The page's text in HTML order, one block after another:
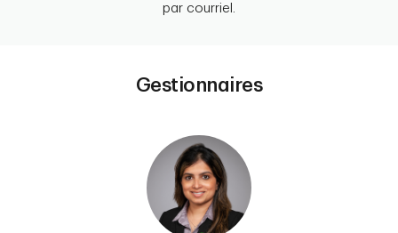
par courriel.
Gestionnaires